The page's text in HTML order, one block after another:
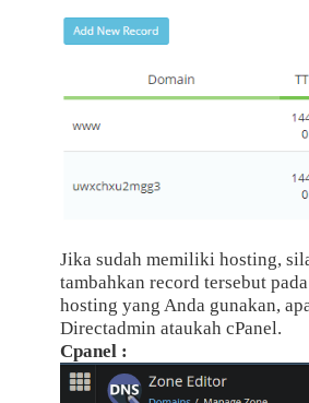
Jika sudah memiliki hosting,
tambahkan record tersebut
hosting yang Anda gunakan,
Directadmin ataukah cPanel.
Cpanel :